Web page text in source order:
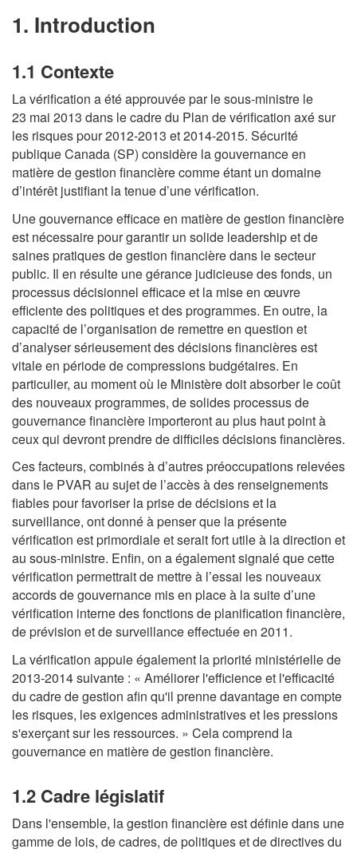
1. Introduction
1.1 Contexte
La vérification a été approuvée par le sous-ministre le
23 mai 2013 dans le cadre du Plan de vérification axé sur
les risques pour 2012-2013 et 2014-2015. Sécurité
publique Canada (SP) considère la gouvernance en
matière de gestion financière comme étant un domaine
d’intérêt justifiant la tenue d’une vérification.
Une gouvernance efficace en matière de gestion financière
est nécessaire pour garantir un solide leadership et de
saines pratiques de gestion financière dans le secteur
public. Il en résulte une gérance judicieuse des fonds, un
processus décisionnel efficace et la mise en œuvre
efficiente des politiques et des programmes. En outre, la
capacité de l’organisation de remettre en question et
d’analyser sérieusement des décisions financières est
vitale en période de compressions budgétaires. En
particulier, au moment où le Ministère doit absorber le coût
des nouveaux programmes, de solides processus de
gouvernance financière importeront au plus haut point à
ceux qui devront prendre de difficiles décisions financières.
Ces facteurs, combinés à d’autres préoccupations relevées
dans le PVAR au sujet de l’accès à des renseignements
fiables pour favoriser la prise de décisions et la
surveillance, ont donné à penser que la présente
vérification est primordiale et serait fort utile à la direction et
au sous‑ministre. Enfin, on a également signalé que cette
vérification permettrait de mettre à l’essai les nouveaux
accords de gouvernance mis en place à la suite d’une
vérification interne des fonctions de planification financière,
de prévision et de surveillance effectuée en 2011.
La vérification appuie également la priorité ministérielle de
2013‑2014 suivante : « Améliorer l'efficience et l'efficacité
du cadre de gestion afin qu'il prenne davantage en compte
les risques, les exigences administratives et les pressions
s'exerçant sur les ressources. » Cela comprend la
gouvernance en matière de gestion financière.
1.2 Cadre législatif
Dans l'ensemble, la gestion financière est définie dans une
gamme de lois, de cadres, de politiques et de directives du